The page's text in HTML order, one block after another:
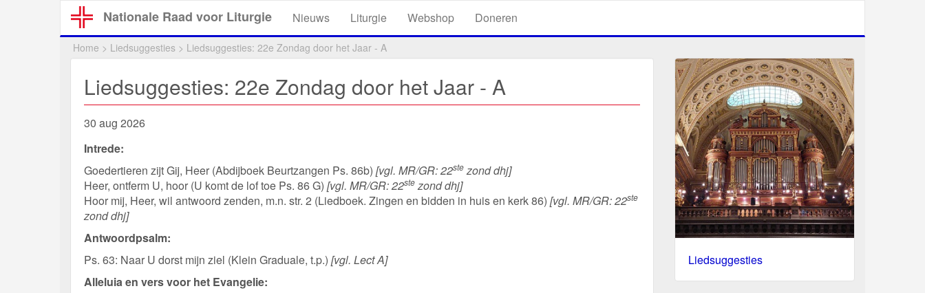
Nationale Raad voor Liturgie Nieuws Liturgie Webshop Doneren
Home > Liedsuggesties > Liedsuggesties: 22e Zondag door het Jaar - A
Liedsuggesties: 22e Zondag door het Jaar - A
30 aug 2026
Intrede:
Goedertieren zijt Gij, Heer (Abdijboek Beurtzangen Ps. 86b) [vgl. MR/GR: 22stezond dhj]
Heer, ontferm U, hoor (U komt de lof toe Ps. 86 G) [vgl. MR/GR: 22stezond dhj]
Hoor mij, Heer, wil antwoord zenden, m.n. str. 2 (Liedboek. Zingen en bidden in huis en kerk 86) [vgl. MR/GR: 22ste
zond dhj]
Antwoordpsalm:
Ps. 63: Naar U dorst mijn ziel (Klein Graduale, t.p.) [vgl. Lect A]
Alleluia en vers voor het Evangelie:
Liedsuggesties